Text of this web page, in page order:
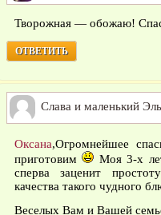
Творожная — обожаю!
ОТВЕТИТЬ
Слава и маленький
Оксана,Огромнейшее
приготовим
Моя 3-х
сперва заценит
качества такого чудного
Веселых Вам и Вашей